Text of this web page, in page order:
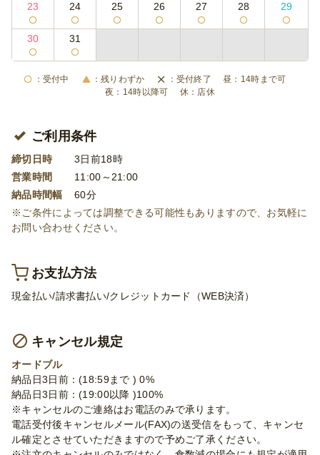
23 24 25 26 27 28 29
30 31
受付中 残りわずか 受付終了
14時まで可
14時以降可
店休
ご利用条件
締切日時
3日前18時
営業時間
11:00～21:00
納品時間幅
60分
※ご条件によっては調整できる可能性もありますので、お気軽に
お問い合わせください。
お支払方法
現金払い/請求書払い/クレジットカード（WEB決済）
キャンセル規定
オードブル
納品日3日前：(18:59まで ) 0%
納品日3日前：(19:00以降 )100%
※キャンセルのご連絡はお電話のみで承ります。
電話受付後キャンセルメール(FAX)の送受信をもって、キャンセ
ル確定とさせていただきますので予めご了承ください。